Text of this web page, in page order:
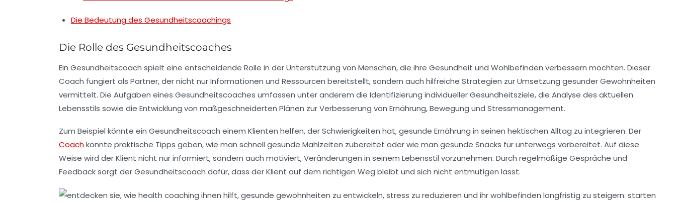
Die Bedeutung des Gesundheitscoachings
Die Rolle des Gesundheitscoaches
Ein Gesundheitscoach spielt eine entscheidende Rolle in der Unterstützung von Menschen, die ihre Gesundheit und Wohlbefinden verbessern möchten. Dieser
Coach fungiert als Partner, der nicht nur Informationen und Ressourcen bereitstellt, sondern auch hilfreiche Strategien zur Umsetzung gesunder Gewohnheiten
vermittelt. Die Aufgaben eines Gesundheitscoaches umfassen unter anderem die Identifizierung individuellerGesundheitsziele, die Analyse des aktuellen
Lebensstils sowie die Entwicklung von maßgeschneiderten Plänen zur Verbesserung von Ernährung, Bewegung und Stressmanagement.
Zum Beispiel könnte ein Gesundheitscoach einem Klienten helfen, der Schwierigkeiten hat, gesunde Ernährung in seinen hektischen Alltag zu integrieren. Der
Coachkönnte praktische Tipps geben, wie man schnell gesunde Mahlzeiten zubereitet oder wie man gesunde Snacks für unterwegs vorbereitet. Auf diese
Weise wird der Klient nicht nur informiert, sondern auch motiviert, Veränderungen in seinem Lebensstil vorzunehmen. Durch regelmäßige Gespräche und
Feedback sorgt der Gesundheitscoach dafür, dass der Klient auf dem richtigen Weg bleibt und sich nicht entmutigen lässt.